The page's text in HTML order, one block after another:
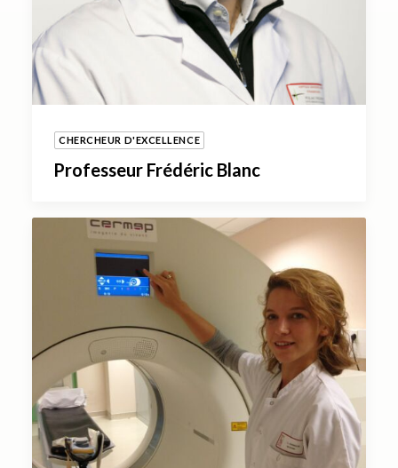
CHERCHEUR D'EXCELLENCE
Professeur Frédéric Blanc